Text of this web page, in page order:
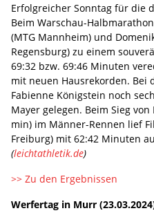
Erfolgreicher Sonntag für die
Beim Warschau-
(MTG Mannheim) und
Regensburg) zu einem
69:32 bzw. 69:46 Minuten
mit neuen Hausrekorden. Bei
Fabienne Königstein noch
Mayer gelegen. Beim Sieg
min) im Männer-Rennen lief
Freiburg) mit 62:42 Minuten
(leichtathletik.de)
>> Zu den Ergebnissen
Werfertag in Murr